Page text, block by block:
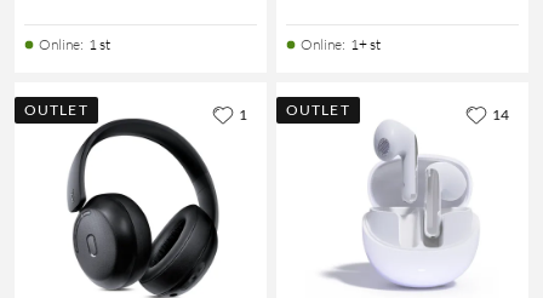
Online: 1 st Online: 1+ st
OUTLET 1 OUTLET 14